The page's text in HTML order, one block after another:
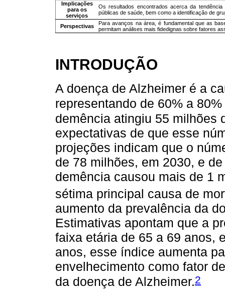
Implicações
para os
serviços
Os resultados encontrados acerca da
públicas de saúde, bem como a identificação de
Perspectivas
Para avanços na área, é fundamental que as
permitam análises mais fidedignas sobre fatores
INTRODUÇÃO
A doença de Alzheimer é a
representando de 60% a
demência atingiu 55 milhões
expectativas de que esse
projeções indicam que o
de 78 milhões, em 2030, e
demência causou mais de 1
sétima principal causa de
aumento da prevalência da
Estimativas apontam que a
faixa etária de 65 a 69 anos,
anos, esse índice aumenta
envelhecimento como fator
da doença de Alzheimer.2